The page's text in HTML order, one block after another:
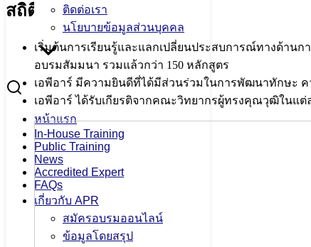
ติดต่อเรา
นโยบายข้อมูลส่วนบุคคล
หน้าแรก
In-House Training
Public Training
News
Accredited Expert
FAQs
เกี่ยวกับ APR
สมัครอบรมออนไลน์
ข้อมูลโดยสรุป
สถิติที่สำคัญ
เริ่มต้นการเรียนรู้และแลกเปลี่ยนประสบการณ์ทางด้าน
อบรมสัมมนา รวมแล้วกว่า 150 หลักสูตร
เอพีอาร์ มีความยินดีที่ได้มีส่วนร่วมในการพัฒนาทักษะ ค
เอพีอาร์ ได้รับเกียรติจากคณะวิทยากรผู้ทรงคุณวุฒิในแต่